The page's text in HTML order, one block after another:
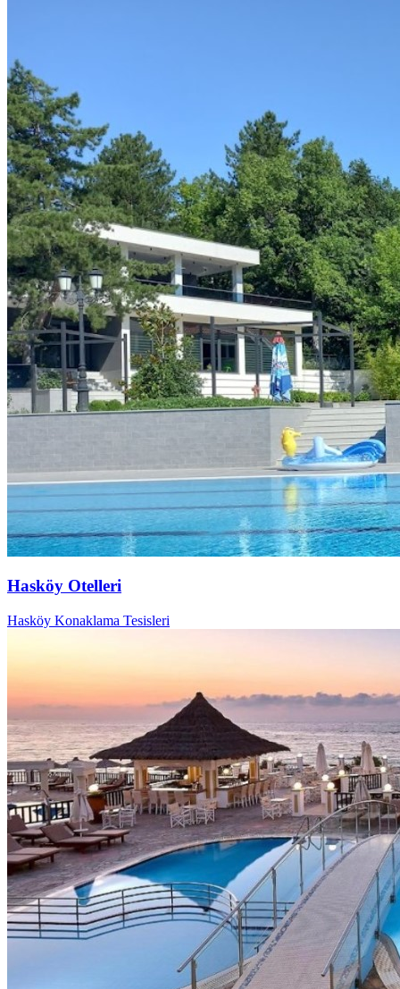
Hasköy Otelleri
Hasköy Konaklama Tesisleri